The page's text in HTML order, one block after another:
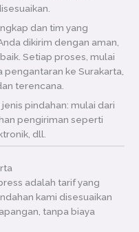
dan tim yang
dikirim dengan aman,
Setiap proses, mulai
ke Surakarta,
terencana.
pindahan: mulai dari
pengiriman seperti
dll.
adalah tarif yang
kami disesuaikan
tanpa biaya